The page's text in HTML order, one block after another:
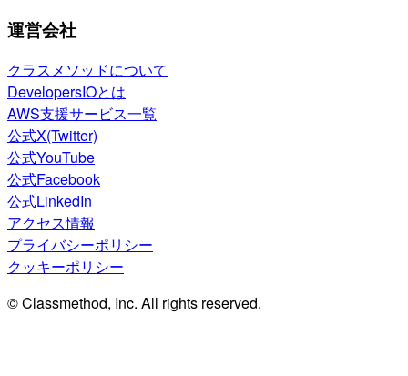
運営会社
クラスメソッドについて
DevelopersIOとは
AWS支援サービス一覧
公式X(Twitter)
公式YouTube
公式Facebook
公式LinkedIn
アクセス情報
プライバシーポリシー
クッキーポリシー
© Classmethod, Inc. All rights reserved.